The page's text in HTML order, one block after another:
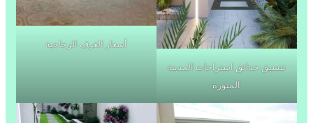
تنسيق حدائق استراحات المدينة
المنورة
أسعار الغرف الزجاجية